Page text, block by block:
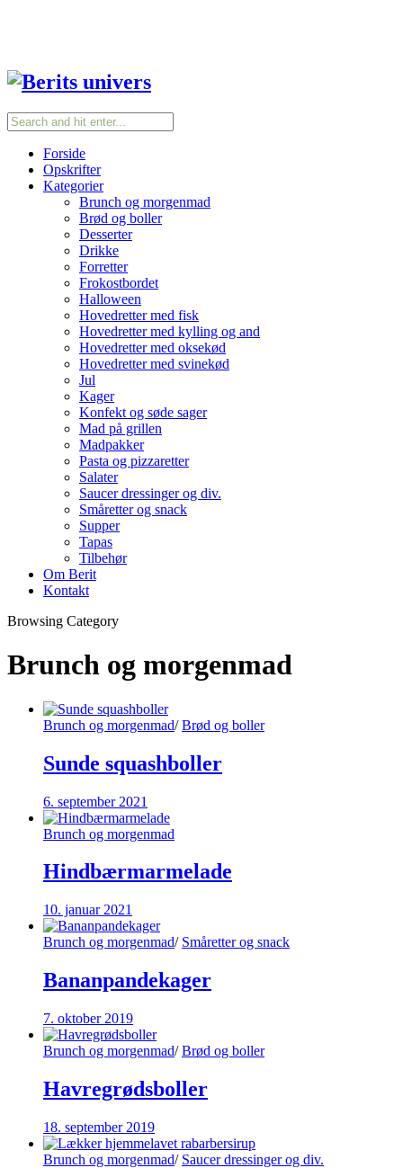
Forside
Opskrifter
Kategorier
Brunch og morgenmad
Brød og boller
Desserter
Drikke
Forretter
Frokostbordet
Halloween
Hovedretter med fisk
Hovedretter med kylling og and
Hovedretter med oksekød
Hovedretter med svinekød
Jul
Kager
Konfekt og søde sager
Mad på grillen
Madpakker
Pasta og pizzaretter
Salater
Saucer dressinger og div.
Småretter og snack
Supper
Tapas
Tilbehør
Om Berit
Kontakt
Browsing Category
Brunch og morgenmad
Brunch og morgenmad/ Brød og boller
Sunde squashboller
6. september 2021
Brunch og morgenmad
Hindbærmarmelade
10. januar 2021
Brunch og morgenmad/ Småretter og snack
Bananpandekager
7. oktober 2019
Brunch og morgenmad/ Brød og boller
Havregrødsboller
18. september 2019
Brunch og morgenmad/ Saucer dressinger og div.